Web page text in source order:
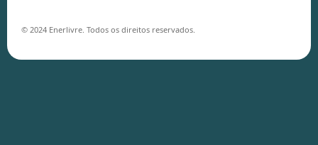
© 2024 Enerlivre. Todos os direitos reservados.